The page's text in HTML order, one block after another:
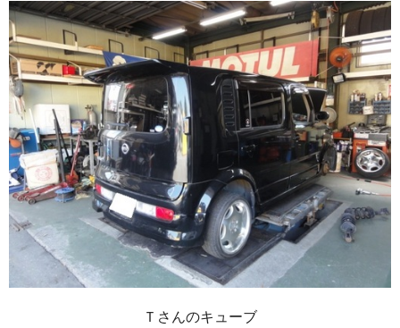
Ｔさんのキューブ